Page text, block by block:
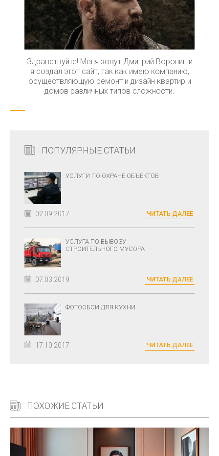
Здравствуйте! Меня зовут Дмитрий Воронин и
я создал этот сайт, так как имею компанию,
осуществляющую ремонт и дизайн квартир и
домов различных типов сложности.
ПОПУЛЯРНЫЕ СТАТЬИ
УСЛУГИ ПО ОХРАНЕ ОБЪЕКТОВ
02.09.2017 ЧИТАТЬ ДАЛЕЕ
УСЛУГА ПО ВЫВОЗУ
СТРОИТЕЛЬНОГО МУСОРА
07.03.2019 ЧИТАТЬ ДАЛЕЕ
ФОТООБОИ ДЛЯ КУХНИ
17.10.2017 ЧИТАТЬ ДАЛЕЕ
ПОХОЖИЕ СТАТЬИ